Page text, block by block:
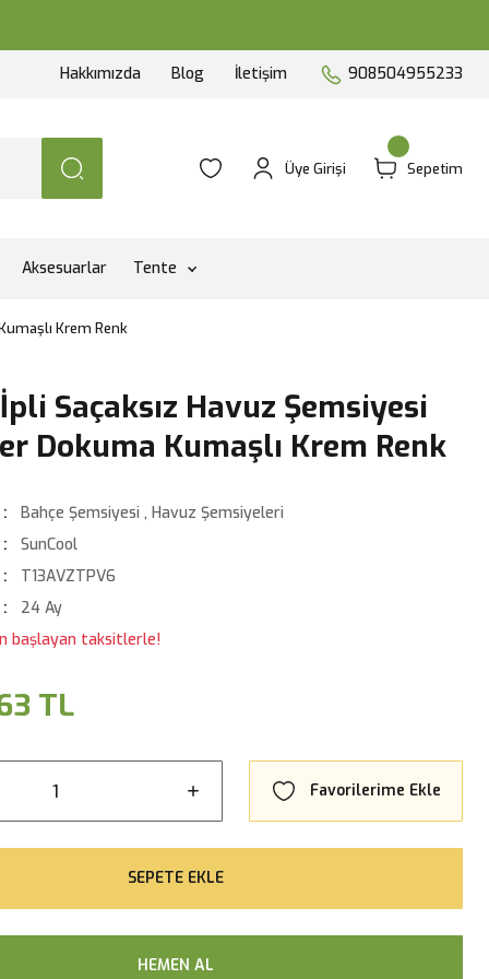
Hakkımızda Blog İletişim 908504955233
Üye Girişi Sepetim
Aksesuarlar Tente
Krem Renk
Saçaksız Havuz Şemsiyesi
Dokuma Kumaşlı Krem Renk
Bahçe Şemsiyesi ,Havuz Şemsiyeleri
SunCool
T13AVZTPV6
24 Ay
başlayan taksitlerle!
TL
SEPETE EKLE
HEMEN AL